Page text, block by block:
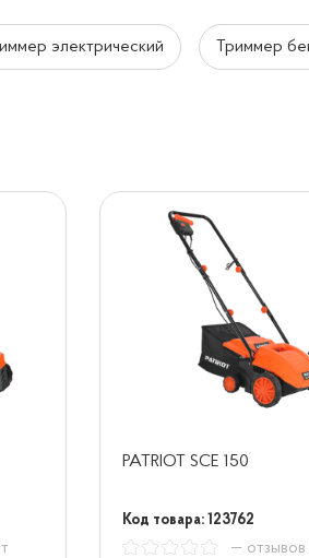
электрический Триммер
PATRIOT SCE 150
Код товара: 123762
— отзывов